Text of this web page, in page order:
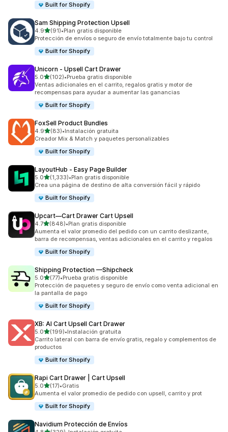
Built for Shopify
Sam Shipping Protection Upsell
4.9de 5 estrellas
(91)
91 reseñas en total
•Plan gratis disponible
Protección de envíos o seguro de envío totalmente bajo tu control
Built for Shopify
Unicorn ‑ Upsell Cart Drawer
5.0de 5 estrellas
(102)
102 reseñas en total
•Prueba gratis disponible
Ventas adicionales en el carrito, regalos gratis y motor de
recompensas para ayudar a aumentar las ganancias
Built for Shopify
FoxSell Product Bundles
4.9de 5 estrellas
(83)
83 reseñas en total
•Instalación gratuita
Creador Mix & Match y paquetes personalizables
Built for Shopify
LayoutHub ‑ Easy Page Builder
5.0de 5 estrellas
(1,333)
1333 reseñas en total
•Plan gratis disponible
Crea una página de destino de alta conversión fácil y rápido
Built for Shopify
Upcart—Cart Drawer Cart Upsell
4.7de 5 estrellas
(848)
848 reseñas en total
•Plan gratis disponible
Aumenta el valor promedio del pedido con un carrito deslizante,
barra de recompensas, ventas adicionales en el carrito y regalos
Built for Shopify
Shipping Protection —Shipcheck
5.0de 5 estrellas
(77)
77 reseñas en total
•Prueba gratis disponible
Protección de paquetes y seguro de envío como venta adicional en
la pantalla de pago
Built for Shopify
XB: AI Cart Upsell Cart Drawer
5.0de 5 estrellas
(199)
199 reseñas en total
•Instalación gratuita
Carrito lateral con barra de envío gratis, regalo y complementos de
productos
Built for Shopify
Rapi Cart Drawer | Cart Upsell
5.0de 5 estrellas
(17)
17 reseñas en total
•Gratis
Aumenta el valor promedio de pedido con upsell, carrito y prot
Built for Shopify
Navidium Protección de Envíos